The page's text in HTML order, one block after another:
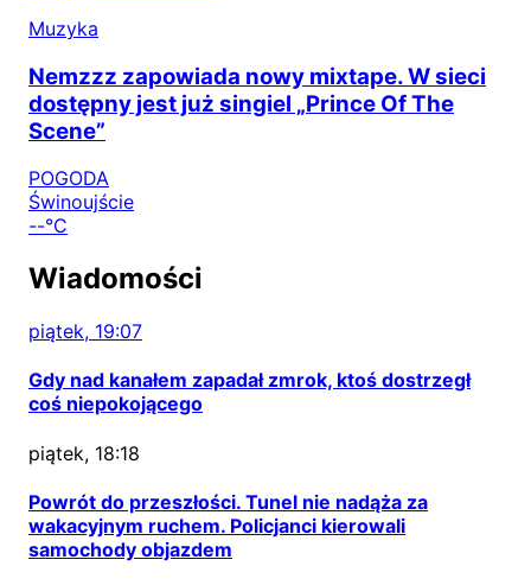
Muzyka
Nemzzz zapowiada nowy mixtape. W sieci
dostępny jest już singiel „Prince Of The
Scene”
POGODA
Świnoujście
--°C
Wiadomości
piątek, 19:07
Gdy nad kanałem zapadał zmrok, ktoś dostrzegł
coś niepokojącego
piątek, 18:18
Powrót do przeszłości. Tunel nie nadąża za
wakacyjnym ruchem. Policjanci kierowali
samochody objazdem